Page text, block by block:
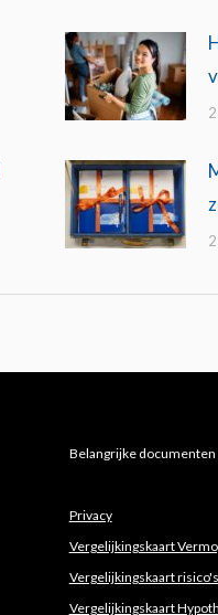
Belangrijke documenten
Privacy
Vergelijkingskaart
Vergelijkingskaart
Vergelijkingskaart